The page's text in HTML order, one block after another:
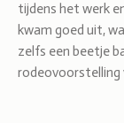
tijdens het werk
kwam goed uit,
zelfs een beetje
rodeovoorstelling